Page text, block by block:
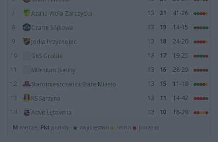
7
Azalia Wola Zarczycka 13 21
41-26
8
Czarni Sójkowa 13 19
14-15
9
Jodła Przychojec 13 18
24-20
10
GKS Groble 13 17
19-25
11
Milenium Bieliny 13 16
28-29
12
Staromieszczanka Stare Miasto 13 15
11-19
13
KS Sarzyna 13 11
14-42
14
Advit Łętownia 13 10 18-28
M mecze, Pkt punkty · zwycięstwo remis porażka